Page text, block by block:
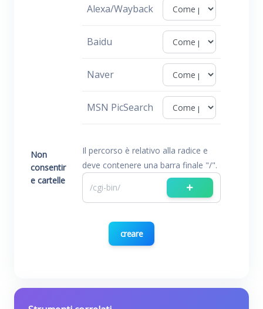
Alexa/Wayback
Baidu
Naver
MSN PicSearch
Non
consentir
e cartelle
Il percorso è relativo alla radice e
deve contenere una barra finale "/".
creare